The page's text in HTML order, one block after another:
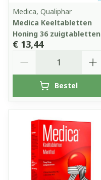
Medica, Qualiphar
Medica Keeltabletten
Honing 36 zuigtabletten
€ 13,44
Bestel